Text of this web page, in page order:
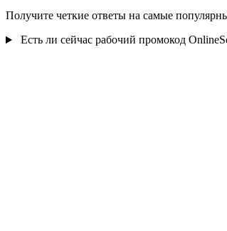
Получите четкие ответы на самые
Есть ли сейчас рабочий промокод